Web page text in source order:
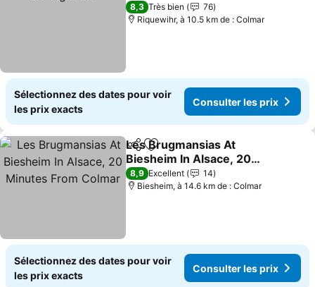
8,3 Très bien
76
Riquewihr, à 10.5 km de : Colmar
Sélectionnez des dates pour voir
les prix exacts
Consulter les prix
PartagerAjouter à mes favoris
Les Brugmansias At
Biesheim In Alsace, 20
Minutes From Colmar
8,9 Excellent
14
Biesheim, à 14.6 km de : Colmar
Sélectionnez des dates pour voir
les prix exacts
Consulter les prix